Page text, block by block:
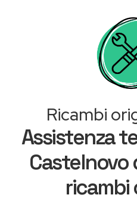
Ricambi
Assistenza
Castelnovo
ricambi